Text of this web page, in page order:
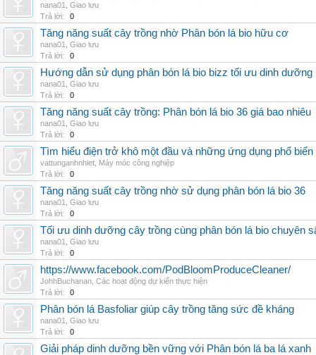
nana01
Giao lưu
Trả lời:
0
Tăng năng suất cây trồng nhờ Phân bón lá bio hữu cơ
nana01
Giao lưu
Trả lời:
0
Hướng dẫn sử dụng phân bón lá bio bizz tối ưu dinh dưỡng
nana01
Giao lưu
Trả lời:
0
Tăng năng suất cây trồng: Phân bón lá bio 36 giá bao nhiêu
nana01
Giao lưu
Trả lời:
0
Tìm hiểu điện trở khô một đầu và những ứng dụng phổ
vattunganhnhiet Máy móc công nghiệp
Trả lời:
0
Tăng năng suất cây trồng nhờ sử dụng phân bón lá bio 36
nana01
Giao lưu
Trả lời:
0
Tối ưu dinh dưỡng cây trồng cùng phân bón lá bio chuyên
nana01
Giao lưu
Trả lời:
0
https://www.facebook.com/PodBloomProduceCleaner/
JohhBuchanan Các hoạt động dự kiến thực hiện
Trả lời:
0
Phân bón lá Basfoliar giúp cây trồng tăng sức đề kháng
nana01
Giao lưu
Trả lời:
0
Giải pháp dinh dưỡng bền vững với Phân bón lá ba lá xanh